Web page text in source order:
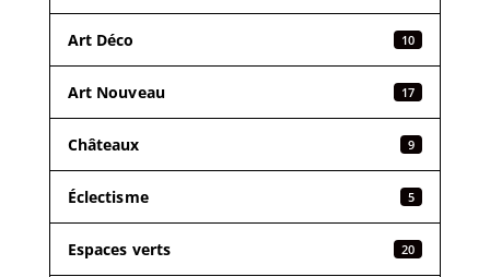
Art Déco 10
Art Nouveau 17
Châteaux 9
Éclectisme 5
Espaces verts 20